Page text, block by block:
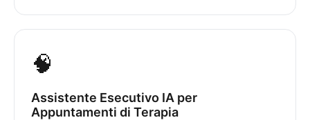
🧠
Assistente Esecutivo IA per
Appuntamenti di Terapia